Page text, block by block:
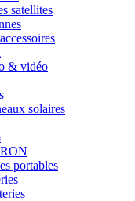
satellites
& vidéo
solaires
portables